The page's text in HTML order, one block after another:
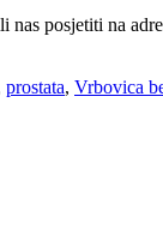
nas posjetiti na
prostata, Vrbovica